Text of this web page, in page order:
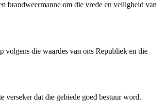
brandweermanne om die vrede en veiligheid van
die waardes van ons Republiek en die
verseker dat die gebiede goed bestuur word.